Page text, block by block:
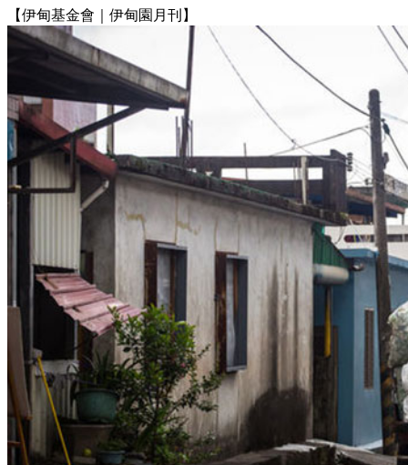
【伊甸基金會｜伊甸園月刊】